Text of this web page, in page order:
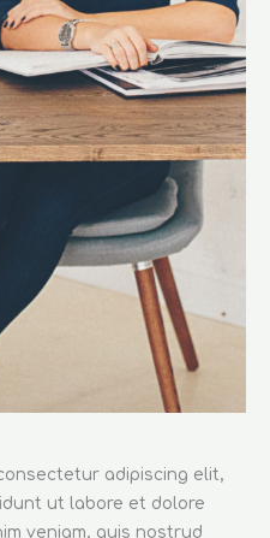
adipiscing elit,
ut labore et dolore
veniam, quis nostrud